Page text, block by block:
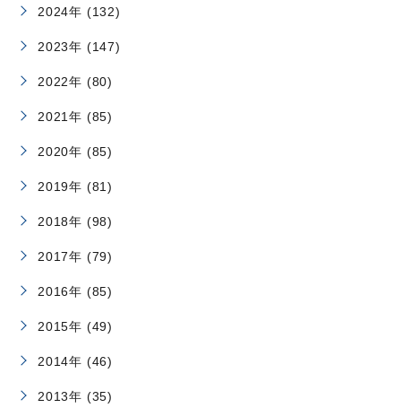
2024年 (132)
2023年 (147)
2022年 (80)
2021年 (85)
2020年 (85)
2019年 (81)
2018年 (98)
2017年 (79)
2016年 (85)
2015年 (49)
2014年 (46)
2013年 (35)